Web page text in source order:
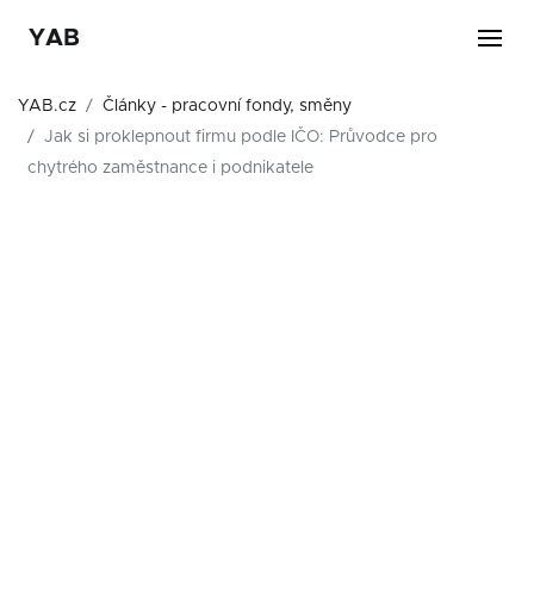
YAB
YAB.cz
Články - pracovní fondy, směny
Jak si proklepnout firmu podle IČO: Průvodce pro
chytrého zaměstnance i podnikatele